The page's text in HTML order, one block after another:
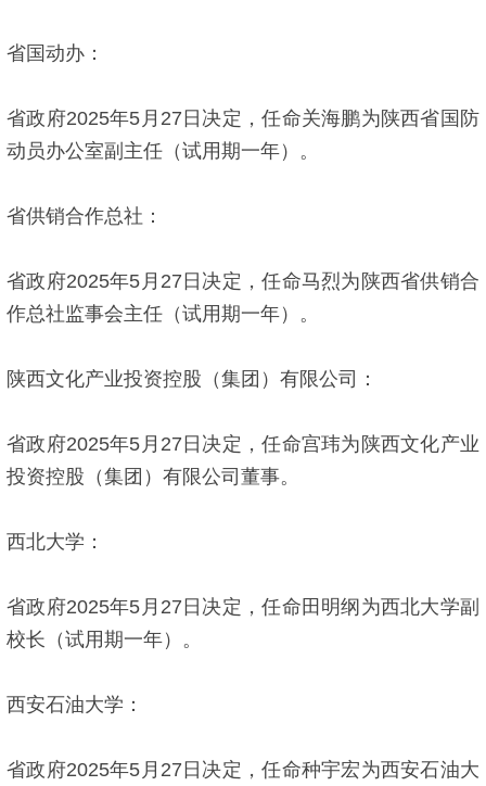
省国动办：
省政府2025年5月27日决定，任命关海鹏为陕西省国防
动员办公室副主任（试用期一年）。
省供销合作总社：
省政府2025年5月27日决定，任命马烈为陕西省供销合
作总社监事会主任（试用期一年）。
陕西文化产业投资控股（集团）有限公司：
省政府2025年5月27日决定，任命宫玮为陕西文化产业
投资控股（集团）有限公司董事。
西北大学：
省政府2025年5月27日决定，任命田明纲为西北大学副
校长（试用期一年）。
西安石油大学：
省政府2025年5月27日决定，任命种宇宏为西安石油大